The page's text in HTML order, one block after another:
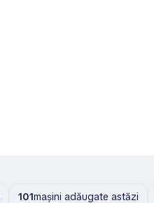
101mașini adăugate astăzi